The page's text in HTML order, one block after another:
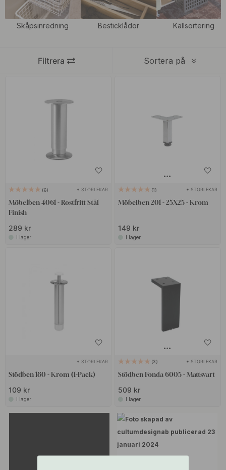
par nya ben. kanske ett par runda möbelben eller våra svarta
fyrkantiga möbelben som verkligen lyfter möbeln till en ny nivå.
Skåpsinredning Besticklådor Källsortering
Sortera på
Filtrera
6 + STORLEKAR
Möbelben 4061 - Rostfritt Stål
Finish
289 kr
I lager
1 + STORLEKAR
Möbelben 201 - 25X25 - Krom
149 kr
I lager
+ STORLEKAR
Stödben 180 - Krom (1-Pack)
109 kr
I lager
3 + STORLEKAR
Stödben Fonda 6005 - Mattsvart
509 kr
I lager